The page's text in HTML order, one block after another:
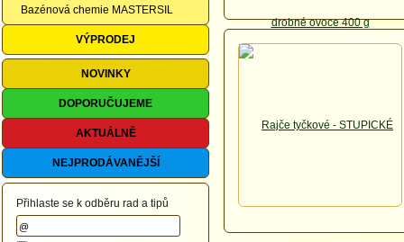
Bazénová chemie MASTERSIL
VÝPRODEJ
NOVINKY
DOPORUČUJEME
AKTUÁLNĚ
NEJPRODÁVANĚJŠÍ
Přihlaste se k odběru rad a tipů